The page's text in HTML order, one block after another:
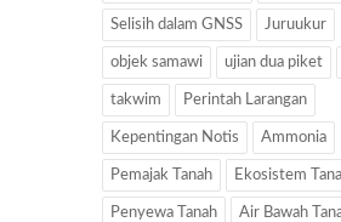
Selisih dalam GNSS Juruukur
objek samawi ujian dua piket
takwim Perintah Larangan
Kepentingan Notis Ammonia
Pemajak Tanah Ekosistem
Penyewa Tanah Air Bawah